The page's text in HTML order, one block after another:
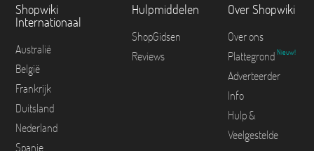
Shopwiki
Internationaal
Australië
België
Frankrijk
Duitsland
Nederland
Spanje
Hulpmiddelen
ShopGidsen
Reviews
Over Shopwiki
Over ons
Plattegrond Nieuw!
Adverteerder
Info
Hulp &
Veelgestelde